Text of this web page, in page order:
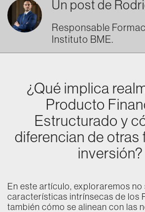
Un post de
Responsable
Instituto BME.
¿Qué implica
Producto
Estructurado y
diferencian de otras
inversión?
En este artículo, exploraremos no
características intrínsecas de los
también cómo se alinean con las